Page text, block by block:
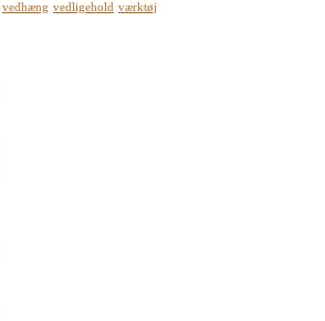
vedhæng vedligehold værktøj